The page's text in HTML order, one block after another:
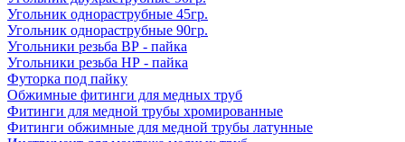
Угольник однораструбные 45гр.
Угольник однораструбные 90гр.
Угольники резьба ВР - пайка
Угольники резьба НР - пайка
Футорка под пайку
Обжимные фитинги для медных труб
Фитинги для медной трубы хромированные
Фитинги обжимные для медной трубы латунные